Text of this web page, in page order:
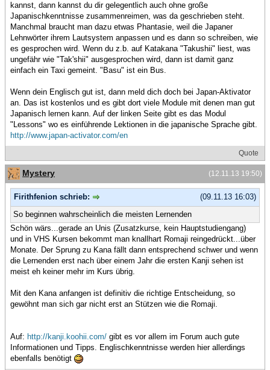
kannst, dann kannst du dir gelegentlich auch ohne große
Japanischkenntnisse zusammenreimen, was da geschrieben steht.
Manchmal braucht man dazu etwas Phantasie, weil die Japaner
Lehnwörter ihrem Lautsystem anpassen und es dann so schreiben, wie
es gesprochen wird. Wenn du z.b. auf Katakana "Takushii" liest, was
ungefähr wie "Tak'shii" ausgesprochen wird, dann ist damit ganz
einfach ein Taxi gemeint. "Basu" ist ein Bus.
Wenn dein Englisch gut ist, dann meld dich doch bei Japan-Aktivator
an. Das ist kostenlos und es gibt dort viele Module mit denen man gut
Japanisch lernen kann. Auf der linken Seite gibt es das Modul
"Lessons" wo es einführende Lektionen in die japanische Sprache gibt.
http://www.japan-activator.com/en
Quote
(12.11.13 19:50)
Mystery
(09.11.13 16:03)
Firithfenion schrieb:
So beginnen wahrscheinlich die meisten Lernenden
Schön wärs...gerade an Unis (Zusatzkurse, kein Hauptstudiengang)
und in VHS Kursen bekommt man knallhart Romaji reingedrückt...über
Monate. Der Sprung zu Kana fällt dann entsprechend schwer und wenn
die Lernenden erst nach über einem Jahr die ersten Kanji sehen ist
meist eh keiner mehr im Kurs übrig.
Mit den Kana anfangen ist definitiv die richtige Entscheidung, so
gewöhnt man sich gar nicht erst an Stützen wie die Romaji.
Auf: http://kanji.koohii.com/ gibt es vor allem im Forum auch gute
Informationen und Tipps. Englischkenntnisse werden hier allerdings
ebenfalls benötigt